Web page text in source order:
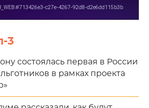
3
состоялась первая в России
в рамках проекта